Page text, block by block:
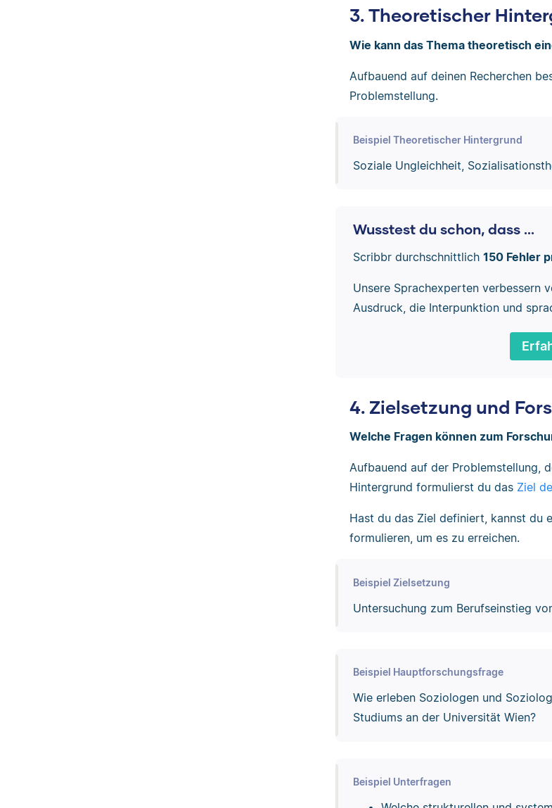
3. Theoretischer
Wie kann das Thema theoretisch
Aufbauend auf deinen Recherchen
Problemstellung.
Beispiel Theoretischer Hintergrund
Soziale Ungleichheit,
Wusstest du schon, dass ...
Scribbr durchschnittlich 150 Fehler
Unsere Sprachexperten verbessern
Ausdruck, die Interpunktion und
4. Zielsetzung und
Welche Fragen können zum
Aufbauend auf der Problemstellung,
Hintergrund formulierst du das Ziel
Hast du das Ziel definiert, kannst du
formulieren, um es zu erreichen.
Beispiel Zielsetzung
Untersuchung zum Berufseinstieg
Beispiel Hauptforschungsfrage
Wie erleben Soziologen und
Studiums an der Universität Wien?
Beispiel Unterfragen